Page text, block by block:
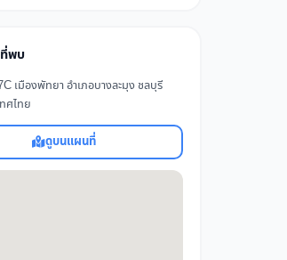
พบ
เมืองพัทยา อำเภอบางละมุง ชลบุรี
ศไทย
ดูบนแผนที่